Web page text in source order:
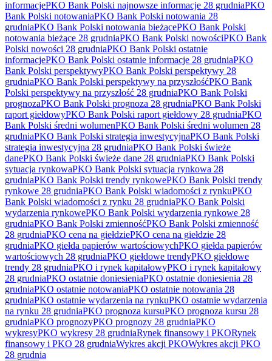
informacjePKO Bank Polski najnowsze informacje 28 grudniaPKO
Bank Polski notowaniaPKO Bank Polski notowania 28
grudniaPKO Bank Polski notowania bieżącePKO Bank Polski
notowania bieżące 28 grudniaPKO Bank Polski nowościPKO Bank
Polski nowości 28 grudniaPKO Bank Polski ostatnie
informacjePKO Bank Polski ostatnie informacje 28 grudniaPKO
Bank Polski perspektywyPKO Bank Polski perspektywy 28
grudniaPKO Bank Polski perspektywy na przyszłośćPKO Bank
Polski perspektywy na przyszłość 28 grudniaPKO Bank Polski
prognozaPKO Bank Polski prognoza 28 grudniaPKO Bank Polski
raport giełdowyPKO Bank Polski raport giełdowy 28 grudniaPKO
Bank Polski średni wolumenPKO Bank Polski średni wolumen 28
grudniaPKO Bank Polski strategia inwestycyjnaPKO Bank Polski
strategia inwestycyjna 28 grudniaPKO Bank Polski świeże
danePKO Bank Polski świeże dane 28 grudniaPKO Bank Polski
sytuacja rynkowaPKO Bank Polski sytuacja rynkowa 28
grudniaPKO Bank Polski trendy rynkowePKO Bank Polski trendy
rynkowe 28 grudniaPKO Bank Polski wiadomości z rynkuPKO
Bank Polski wiadomości z rynku 28 grudniaPKO Bank Polski
wydarzenia rynkowePKO Bank Polski wydarzenia rynkowe 28
grudniaPKO Bank Polski zmiennośćPKO Bank Polski zmienność
28 grudniaPKO cena na giełdziePKO cena na giełdzie 28
grudniaPKO giełda papierów wartościowychPKO giełda papierów
wartościowych 28 grudniaPKO giełdowe trendyPKO giełdowe
trendy 28 grudniaPKO i rynek kapitałowyPKO i rynek kapitałowy
28 grudniaPKO ostatnie doniesieniaPKO ostatnie doniesienia 28
grudniaPKO ostatnie notowaniaPKO ostatnie notowania 28
grudniaPKO ostatnie wydarzenia na rynkuPKO ostatnie wydarzenia
na rynku 28 grudniaPKO prognoza kursuPKO prognoza kursu 28
grudniaPKO prognozyPKO prognozy 28 grudniaPKO
wykresyPKO wykresy 28 grudniaRynek finansowy i PKORynek
finansowy i PKO 28 grudniaWykres akcji PKOWykres akcji PKO
28 grudnia